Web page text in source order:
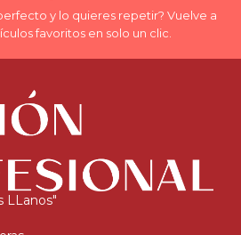
y lo quieres repetir? Vuelve a
favoritos en solo un clic.
LLanos"